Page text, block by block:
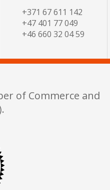
+371 67 611 142
+47 401 77 049
+46 660 32 04 59
of Commerce and